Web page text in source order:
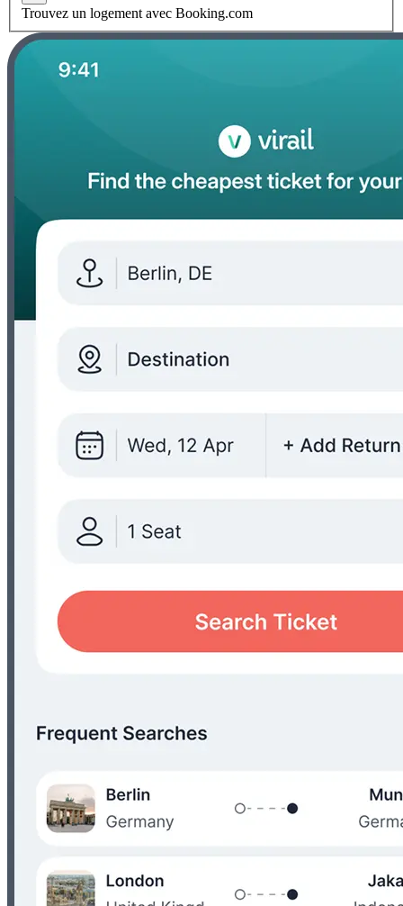
Trouvez un logement avec Booking.com